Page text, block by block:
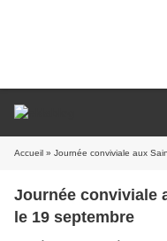
Accueil » Journée conviviale aux
Journée conviviale
le 19 septembre